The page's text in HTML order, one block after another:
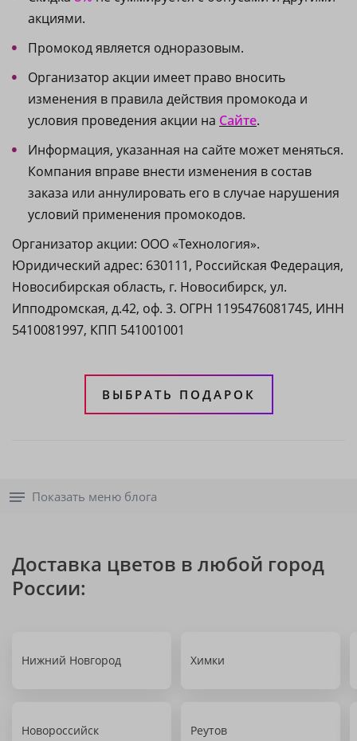
акциями.
Промокод является одноразовым.
Организатор акции имеет право вносить
изменения в правила действия промокода и
условия проведения акции на Сайте.
Информация, указанная на сайте может меняться.
Компания вправе внести изменения в состав
заказа или аннулировать его в случае нарушения
условий применения промокодов.
Организатор акции: ООО «Технология».
Юридический адрес: 630111, Российская Федерация,
Новосибирская область, г. Новосибирск, ул.
Ипподромская, д.42, оф. 3. ОГРН 1195476081745, ИНН
5410081997, КПП 541001001
ВЫБРАТЬ ПОДАРОК
Показать меню блога
Доставка цветов в любой город
России:
Нижний Новгород Химки
Новороссийск Реутов